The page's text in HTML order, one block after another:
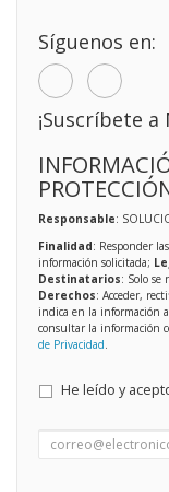
Síguenos en:
¡Suscríbete
Responsable:
Finalidad: Responder
información solicitada;
Destinatarios: Solo se
Derechos: Acceder,
indica en la información
consultar la información
de Privacidad.
He leído y